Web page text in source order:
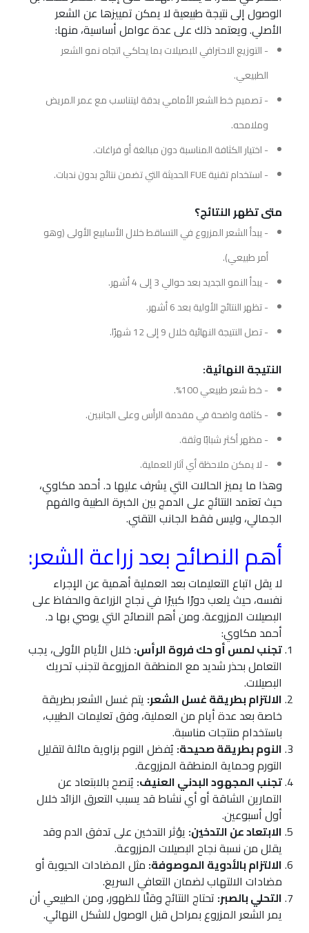
الوصول إلى نتيجة طبيعية لا يمكن تمييزها عن الشعر
الأصلي. ويعتمد ذلك على عدة عوامل أساسية، منها:
- التوزيع الاحترافي للبصيلات بما يحاكي اتجاه نمو الشعر
الطبيعي.
- تصميم خط الشعر الأمامي بدقة ليتناسب مع عمر المريض
وملامحه.
- اختيار الكثافة المناسبة دون مبالغة أو فراغات.
- استخدام تقنية FUE الحديثة التي تضمن نتائج بدون ندبات.
متى تظهر النتائج؟
- يبدأ الشعر المزروع في التساقط خلال الأسابيع الأولى (وهو
أمر طبيعي).
- يبدأ النمو الجديد بعد حوالي 3 إلى 4 أشهر.
- تظهر النتائج الأولية بعد 6 أشهر.
- تصل النتيجة النهائية خلال 9 إلى 12 شهرًا.
النتيجة النهائية:
- خط شعر طبيعي 100%.
- كثافة واضحة في مقدمة الرأس وعلى الجانبين.
- مظهر أكثر شبابًا وثقة.
- لا يمكن ملاحظة أي آثار للعملية.
وهذا ما يميز الحالات التي يشرف عليها د. أحمد مكاوي،
حيث تعتمد النتائج على الدمج بين الخبرة الطبية والفهم
الجمالي، وليس فقط الجانب التقني.
أهم النصائح بعد زراعة الشعر:
لا يقل اتباع التعليمات بعد العملية أهمية عن الإجراء
نفسه، حيث يلعب دورًا كبيرًا في نجاح الزراعة والحفاظ على
البصيلات المزروعة. ومن أهم النصائح التي يوصي بها د.
أحمد مكاوي:
تجنب لمس أو حك فروة الرأس: خلال الأيام الأولى، يجب
التعامل بحذر شديد مع المنطقة المزروعة لتجنب تحريك
البصيلات.
الالتزام بطريقة غسل الشعر: يتم غسل الشعر بطريقة
خاصة بعد عدة أيام من العملية، وفق تعليمات الطبيب،
باستخدام منتجات مناسبة.
النوم بطريقة صحيحة: يُفضل النوم بزاوية مائلة لتقليل
التورم وحماية المنطقة المزروعة.
تجنب المجهود البدني العنيف: يُنصح بالابتعاد عن
التمارين الشاقة أو أي نشاط قد يسبب التعرق الزائد خلال
أول أسبوعين.
الابتعاد عن التدخين: يؤثر التدخين على تدفق الدم وقد
يقلل من نسبة نجاح البصيلات المزروعة.
الالتزام بالأدوية الموصوفة: مثل المضادات الحيوية أو
مضادات الالتهاب لضمان التعافي السريع.
التحلي بالصبر: تحتاج النتائج وقتًا للظهور، ومن الطبيعي أن
يمر الشعر المزروع بمراحل قبل الوصول للشكل النهائي.